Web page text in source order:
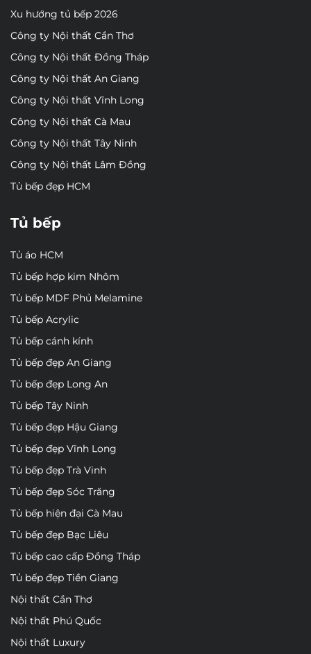
Xu hướng tủ bếp 2026
Công ty Nội thất Cần Thơ
Công ty Nội thất Đồng Tháp
Công ty Nội thất An Giang
Công ty Nội thất Vĩnh Long
Công ty Nội thất Cà Mau
Công ty Nội thất Tây Ninh
Công ty Nội thất Lâm Đồng
Tủ bếp đẹp HCM
Tủ bếp
Tủ áo HCM
Tủ bếp hợp kim Nhôm
Tủ bếp MDF Phủ Melamine
Tủ bếp Acrylic
Tủ bếp cánh kính
Tủ bếp đẹp An Giang
Tủ bếp đẹp Long An
Tủ bếp Tây Ninh
Tủ bếp đẹp Hậu Giang
Tủ bếp đẹp Vĩnh Long
Tủ bếp đẹp Trà Vinh
Tủ bếp đẹp Sóc Trăng
Tủ bếp hiện đại Cà Mau
Tủ bếp đẹp Bạc Liêu
Tủ bếp cao cấp Đồng Tháp
Tủ bếp đẹp Tiền Giang
Nội thất Cần Thơ
Nội thất Phú Quốc
Nội thất Luxury